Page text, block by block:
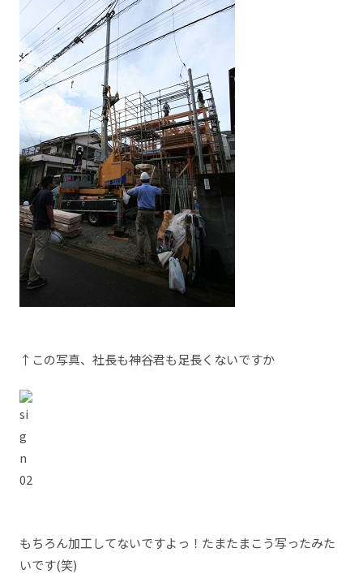
↑この写真、社長も神谷君も足長くないですか
もちろん加工してないですよっ！たまたまこう写ったみた
いです(笑)